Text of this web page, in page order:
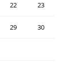
22 23
29 30